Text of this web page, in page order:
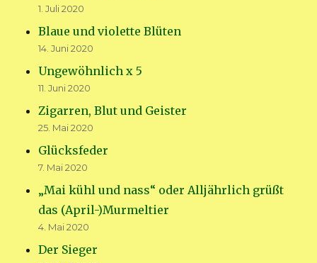
1. Juli 2020
Blaue und violette Blüten
14. Juni 2020
Ungewöhnlich x 5
11. Juni 2020
Zigarren, Blut und Geister
25. Mai 2020
Glücksfeder
7. Mai 2020
„Mai kühl und nass“ oder Alljährlich grüßt
das (April-)Murmeltier
4. Mai 2020
Der Sieger